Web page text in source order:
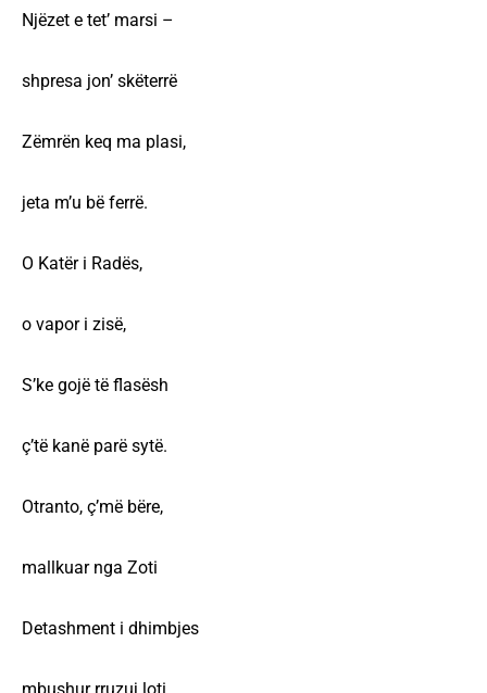
Njëzet e tet’ marsi –
shpresa jon’ skëterrë
Zëmrën keq ma plasi,
jeta m’u bë ferrë.
O Katër i Radës,
o vapor i zisë,
S’ke gojë të flasësh
ç’të kanë parë sytë.
Otranto, ç’më bëre,
mallkuar nga Zoti
Detashment i dhimbjes